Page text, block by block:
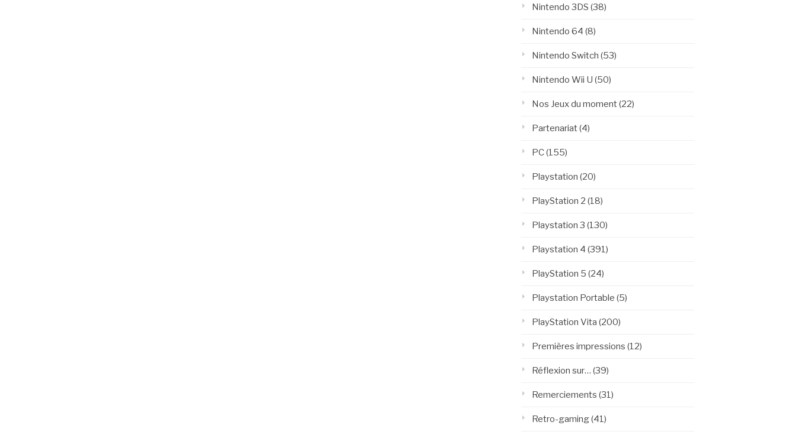
Nintendo 3DS (38)
Nintendo 64 (8)
Nintendo Switch (53)
Nintendo Wii U (50)
Nos Jeux du moment(22)
Partenariat(4)
PC(155)
Playstation (20)
PlayStation 2 (18)
Playstation 3 (130)
Playstation 4 (391)
PlayStation 5 (24)
Playstation Portable (5)
PlayStation Vita (200)
Premières impressions (12)
Réflexion sur… (39)
Remerciements (31)
Retro-gaming(41)